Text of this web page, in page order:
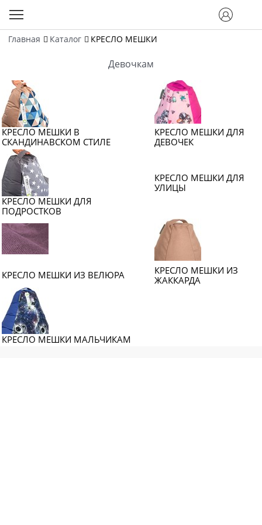
Главная Каталог КРЕСЛО МЕШКИ
Девочкам
КРЕСЛО МЕШКИ В
СКАНДИНАВСКОМ СТИЛЕ
КРЕСЛО МЕШКИ ДЛЯ
ДЕВОЧЕК
КРЕСЛО МЕШКИ ДЛЯ
ПОДРОСТКОВ
КРЕСЛО МЕШКИ ДЛЯ
УЛИЦЫ
КРЕСЛО МЕШКИ ИЗ ВЕЛЮРА
КРЕСЛО МЕШКИ ИЗ
ЖАККАРДА
КРЕСЛО МЕШКИ МАЛЬЧИКАМ